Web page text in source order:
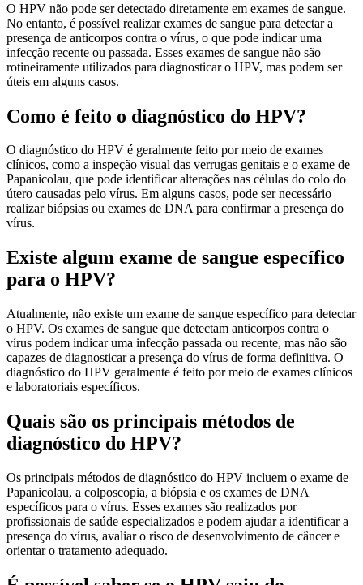
O HPV não pode ser detectado diretamente em exames de sangue.
No entanto, é possível realizar exames de sangue para detectar a
presença de anticorpos contra o vírus, o que pode indicar uma
infecção recente ou passada. Esses exames de sangue não são
rotineiramente utilizados para diagnosticar o HPV, mas podem ser
úteis em alguns casos.
Como é feito o diagnóstico do HPV?
O diagnóstico do HPV é geralmente feito por meio de exames
clínicos, como a inspeção visual das verrugas genitais e o exame de
Papanicolau, que pode identificar alterações nas células do colo do
útero causadas pelo vírus. Em alguns casos, pode ser necessário
realizar biópsias ou exames de DNA para confirmar a presença do
vírus.
Existe algum exame de sangue específico
para o HPV?
Atualmente, não existe um exame de sangue específico para detectar
o HPV. Os exames de sangue que detectam anticorpos contra o
vírus podem indicar uma infecção passada ou recente, mas não são
capazes de diagnosticar a presença do vírus de forma definitiva. O
diagnóstico do HPV geralmente é feito por meio de exames clínicos
e laboratoriais específicos.
Quais são os principais métodos de
diagnóstico do HPV?
Os principais métodos de diagnóstico do HPV incluem o exame de
Papanicolau, a colposcopia, a biópsia e os exames de DNA
específicos para o vírus. Esses exames são realizados por
profissionais de saúde especializados e podem ajudar a identificar a
presença do vírus, avaliar o risco de desenvolvimento de câncer e
orientar o tratamento adequado.